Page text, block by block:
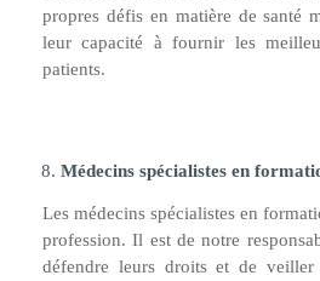
propres défis en matière de santé
leur capacité à fournir les
patients.
Médecins spécialistes en
Les médecins spécialistes en
profession. Il est de notre
défendre leurs droits et de veiller